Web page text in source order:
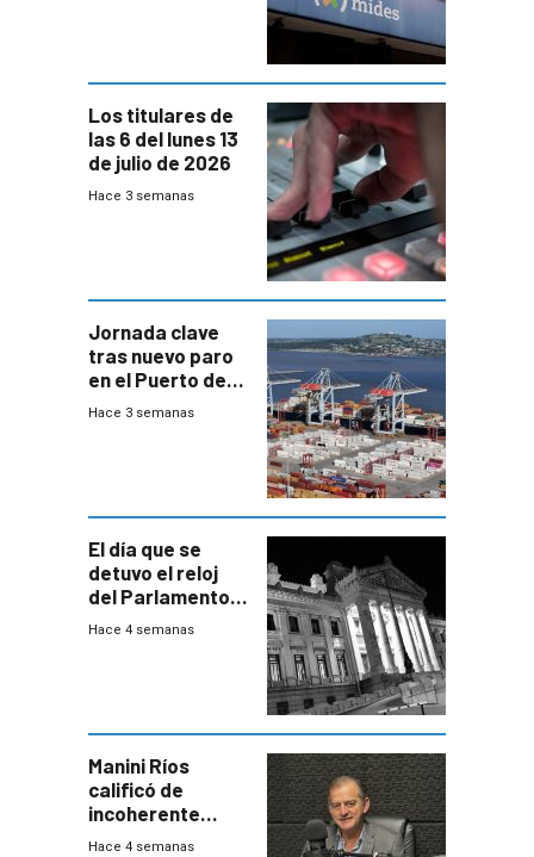
Los titulares de
las 6 del lunes 13
de julio de 2026
Hace 3 semanas
Jornada clave
tras nuevo paro
en el Puerto de
Montevideo
Hace 3 semanas
El día que se
detuvo el reloj
del Parlamento
para negociar
Hace 4 semanas
Manini Ríos
calificó de
incoherente
decisión de
Hace 4 semanas